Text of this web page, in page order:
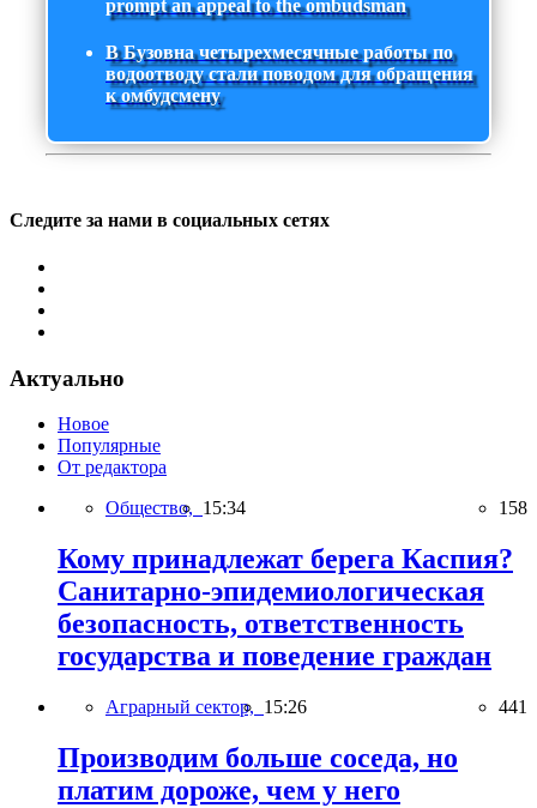
prompt an appeal to the ombudsman
В Бузовна четырехмесячные работы по
водоотводу стали поводом для обращения
к омбудсмену
Следите за нами в социальных сетях
Актуально
Новое
Популярные
От редактора
Общество, 15:34 158
Кому принадлежат берега Каспия?
Санитарно-эпидемиологическая
безопасность, ответственность
государства и поведение граждан
Аграрный сектор, 15:26 441
Производим больше соседа, но
платим дороже, чем у него